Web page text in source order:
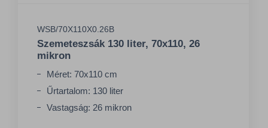
WSB/70X110X0.26B
Szemeteszsák 130 liter, 70x110, 26
mikron
Méret: 70x110 cm
Űrtartalom: 130 liter
Vastagság: 26 mikron